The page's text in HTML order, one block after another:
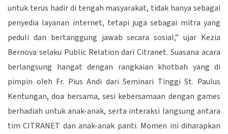
untuk terus hadir di tengah masyarakat, tidak hanya sebagai
penyedia layanan internet, tetapi juga sebagai mitra yang
peduli dan bertanggung jawab secara sosial,” ujar Kezia
Bernova selaku Public Relation dari Citranet. Suasana acara
berlangsung hangat dengan rangkaian khotbah yang di
pimpin oleh Fr. Pius Andi dari Seminari Tinggi St. Paulus
Kentungan, doa bersama, sesi kebersamaan dengan games
berhadiah untuk anak-anak, serta interaksi langsung antara
tim CITRANET dan anak-anak panti. Momen ini diharapkan